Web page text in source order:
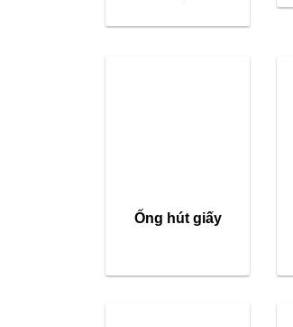
Ống hút giấy